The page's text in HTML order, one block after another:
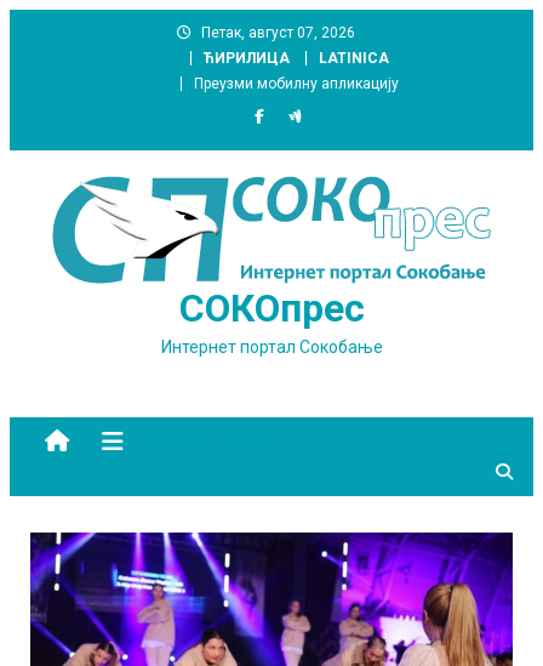
Петак, август 07, 2026
ЋИРИЛИЦА
LATINICA
Преузми мобилну апликацију
СОКОпрес
Интернет портал Сокобање